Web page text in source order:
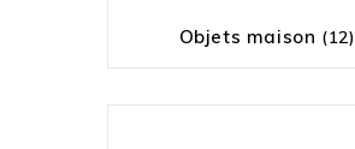
Objets maison (12)